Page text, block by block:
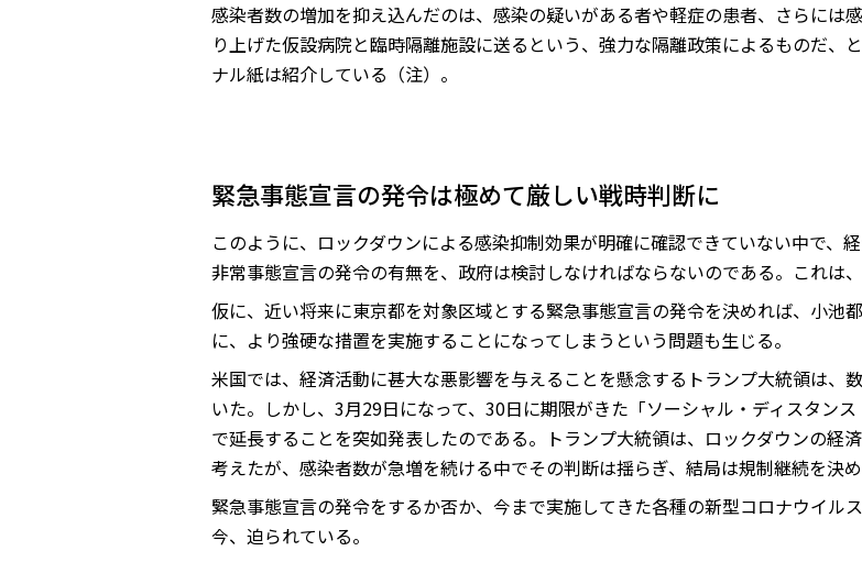
感染者数の増加を抑え込んだのは、感染の疑いがある者や軽症の患者、さらには
り上げた仮設病院と臨時隔離施設に送るという、強力な隔離政策によるものだ、
ナル紙は紹介している（注）。
緊急事態宣言の発令は極めて厳しい戦時判断に
このように、ロックダウンによる感染抑制効果が明確に確認できていない中で、
非常事態宣言の発令の有無を、政府は検討しなければならないのである。これは
仮に、近い将来に東京都を対象区域とする緊急事態宣言の発令を決めれば、小池
に、より強硬な措置を実施することになってしまうという問題も生じる。
米国では、経済活動に甚大な悪影響を与えることを懸念するトランプ大統領は、
いた。しかし、3月29日になって、30日に期限がきた「ソーシャル・ディスタン
で延長することを突如発表したのである。トランプ大統領は、ロックダウンの経
考えたが、感染者数が急増を続ける中でその判断は揺らぎ、結局は規制継続を決
緊急事態宣言の発令をするか否か、今まで実施してきた各種の新型コロナウイル
今、迫られている。